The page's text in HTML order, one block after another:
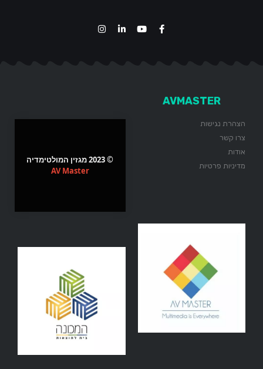
AVMASTER
הצהרת נגישות
צרו קשר
אודות
מדיניות פרטיות
© 2023 מגזין המולטימדיה
AV Master